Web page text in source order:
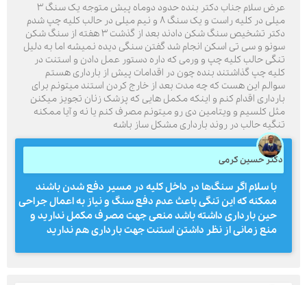
عرض سلام جناب دکتر بنده حدود دوماه پیش متوجه یک سنگ ۳
میلی در کلیه راست و یک سنگ ۸ و نیم میلی در حالب کلیه چپ شدم
دکتر تشخیص سنگ شکن دادند بعد از گذشت ۳ هفته از سنگ شکن
سونو و سی تی اسکن انجام شد گفتن سنگی دیده نمیشه اما به دلیل
تنگی حالب کلیه چپ و ورمی که داره دستور عمل دادن و استنت در
کلیه چپ گذاشتند بنده چون در اقدامات پیش از بارداری هستم
سوالم این هست که چه مدت بعد از خارج کردن استند میتونم برای
بارداری اقدام کنم و اینکه مکمل هایی که پزشک زنان تجویز میکنن
مثل کلسیم و ویتامین دی رو میتونم مصرف کنم یا نه و آیا ممکنه
تنگیه حالب در روند بارداری مشکل ساز باشه
دکتر حسین کرمی
با سلام اگر سنگ‌ها در داخل کلیه در مسیر دفع شدن باشند
ممکنه که این تنگی باعث عدم دفع سنگ و نیاز به اعمال جراحی
حین بارداری داشته باشد منعی جهت مصرف مکمل ندارید و
منع زمانی از نظر داشتن استنت جهت بارداری هم ندارید